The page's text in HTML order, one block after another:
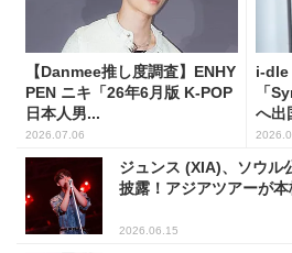
【Danmee推し度調査】ENHY
PEN ニキ「26年6月版 K-POP
日本人男...
2026.07.06
i-dle
「
へ出
ジュンス (XIA)、ソウル
披露！アジアツアーが本
2026.06.15